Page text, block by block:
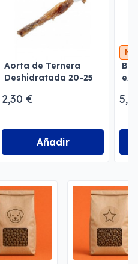
Aorta de Ternera
Deshidratada 20-25
2,30 €
Añadir